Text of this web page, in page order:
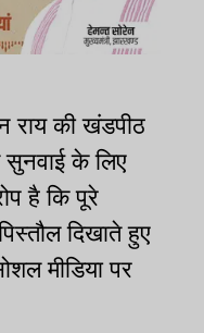
राय की खंडपीठ
सुनवाई के लिए
है कि पूरे
दिखाते हुए
मीडिया पर